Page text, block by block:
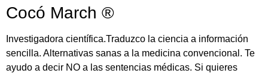
Cocó March ®
Investigadora científica.Traduzco la ciencia a información
sencilla. Alternativas sanas a la medicina convencional. Te
ayudo a decir NO a las sentencias médicas. Si quieres